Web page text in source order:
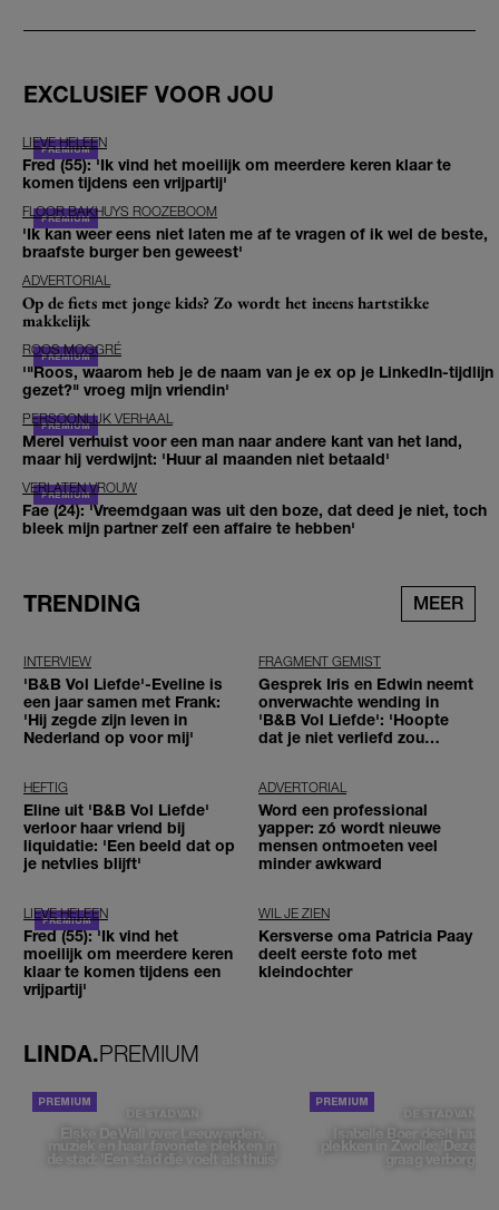
EXCLUSIEF VOOR JOU
LIEVE HELEEN
Fred (55): 'Ik vind het moeilijk om meerdere keren klaar te
komen tijdens een vrijpartij'
FLOOR BAKHUYS ROOZEBOOM
'Ik kan weer eens niet laten me af te vragen of ik wel de beste,
braafste burger ben geweest'
ADVERTORIAL
Op de fiets met jonge kids? Zo wordt het ineens hartstikke
makkelijk
ROOS MOGGRÉ
'"Roos, waarom heb je de naam van je ex op je LinkedIn-tijdlijn
gezet?" vroeg mijn vriendin'
PERSOONLIJK VERHAAL
Merel verhuist voor een man naar andere kant van het land,
maar hij verdwijnt: 'Huur al maanden niet betaald'
VERLATEN VROUW
Fae (24): 'Vreemdgaan was uit den boze, dat deed je niet, toch
bleek mijn partner zelf een affaire te hebben'
TRENDING MEER
INTERVIEW
'B&B Vol Liefde'-Eveline is
een jaar samen met Frank:
'Hij zegde zijn leven in
Nederland op voor mij'
FRAGMENT GEMIST
Gesprek Iris en Edwin neemt
onverwachte wending in
'B&B Vol Liefde': 'Hoopte
dat je niet verliefd zou
HEFTIG
Eline uit 'B&B Vol Liefde'
verloor haar vriend bij
liquidatie: 'Een beeld dat op
je netvlies blijft'
ADVERTORIAL
Word een professional
yapper: zó wordt nieuwe
mensen ontmoeten veel
minder awkward
LIEVE HELEEN
Fred (55): 'Ik vind het
moeilijk om meerdere keren
klaar te komen tijdens een
vrijpartij'
WIL JE ZIEN
Kersverse oma Patricia Paay
deelt eerste foto met
kleindochter
LINDA.PREMIUM
DE STAD VAN
Elske DeWall over Leeuwarden,
muziek en haar favoriete plekken in
de stad: 'Een stad die voelt als thuis'
DE STAD VAN
Isabelle Boer deelt haar
plekken in Zwolle: 'Deze
graag verborgen'